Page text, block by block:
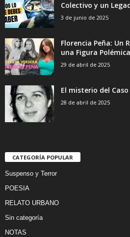
Colectivo y un
3 de junio de 2025
Florencia Peña: Un
una Figura Polémica
29 de abril de 2025
El misterio del
28 de abril de 2025
CATEGORÍA POPULAR
Suspenso y Terror
POESIA
RELATO URBANO
Sin categoría
NOTAS